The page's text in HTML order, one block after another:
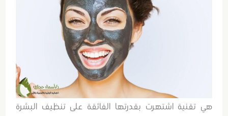
هي تقنية اشتهرت بقدرتها الفائقة على تنظيف البشرة